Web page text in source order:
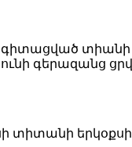
տիանի
ունի գերազանց